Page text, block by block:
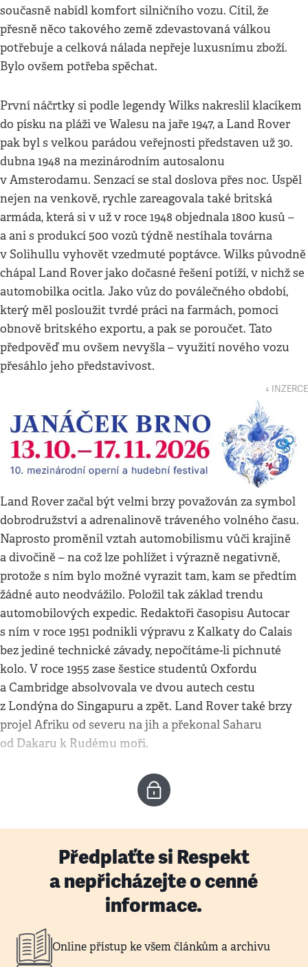
současně nabídl komfort silničního vozu. Cítil, že
přesně něco takového země zdevastovaná válkou
potřebuje a celková nálada nepřeje luxusnímu zboží.
Bylo ovšem potřeba spěchat.
První náčrtky si podle legendy Wilks nakreslil klacíkem
do písku na pláži ve Walesu na jaře 1947, a Land Rover
pak byl s velkou parádou veřejnosti představen už 30.
dubna 1948 na mezinárodním autosalonu
v Amsterodamu. Senzací se stal doslova přes noc. Uspěl
nejen na venkově, rychle zareagovala také britská
armáda, která si v už v roce 1948 objednala 1800 kusů –
a ani s produkcí 500 vozů týdně nestíhala továrna
v Solihullu vyhovět vzedmuté poptávce. Wilks původně
chápal Land Rover jako dočasné řešení potíží, v nichž se
automobilka ocitla. Jako vůz do poválečného období,
který měl posloužit tvrdé práci na farmách, pomoci
obnově britského exportu, a pak se poroučet. Tato
předpověď mu ovšem nevyšla – využití nového vozu
přesáhlo jeho představivost.
↓ INZERCE
Land Rover začal být velmi brzy považován za symbol
dobrodružství a adrenalinově tráveného volného času.
Naprosto proměnil vztah automobilismu vůči krajině
a divočině – na což lze pohlížet i výrazně negativně,
protože s ním bylo možné vyrazit tam, kam se předtím
žádné auto neodvážilo. Položil tak základ trendu
automobilových expedic. Redaktoři časopisu Autocar
s ním v roce 1951 podnikli výpravu z Kalkaty do Calais
bez jediné technické závady, nepočítáme-li píchnuté
kolo. V roce 1955 zase šestice studentů Oxfordu
a Cambridge absolvovala ve dvou autech cestu
z Londýna do Singapuru a zpět. Land Rover také brzy
projel Afriku od severu na jih a překonal Saharu
od Dakaru k Rudému moři.
Předplaťte si Respekt
a nepřicházejte o cenné
informace.
Online přístup ke všem článkům a archivu